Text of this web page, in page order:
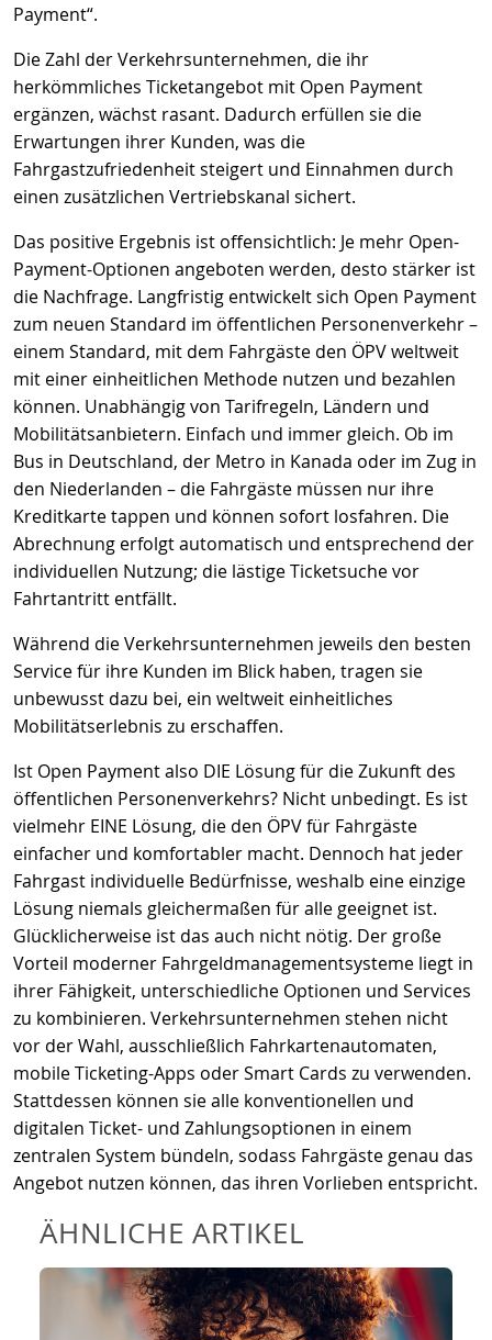
Payment“.
Die Zahl der Verkehrsunternehmen, die ihr
herkömmliches Ticketangebot mit Open Payment
ergänzen, wächst rasant. Dadurch erfüllen sie die
Erwartungen ihrer Kunden, was die
Fahrgastzufriedenheit steigert und Einnahmen durch
einen zusätzlichen Vertriebskanal sichert.
Das positive Ergebnis ist offensichtlich: Je mehr Open-
Payment-Optionen angeboten werden, desto stärker ist
die Nachfrage. Langfristig entwickelt sich Open Payment
zum neuen Standard im öffentlichen Personenverkehr –
einem Standard, mit dem Fahrgäste den ÖPV weltweit
mit einer einheitlichen Methode nutzen und bezahlen
können. Unabhängig von Tarifregeln, Ländern und
Mobilitätsanbietern. Einfach und immer gleich. Ob im
Bus in Deutschland, der Metro in Kanada oder im Zug in
den Niederlanden – die Fahrgäste müssen nur ihre
Kreditkarte tappen und können sofort losfahren. Die
Abrechnung erfolgt automatisch und entsprechend der
individuellen Nutzung; die lästige Ticketsuche vor
Fahrtantritt entfällt.
Während die Verkehrsunternehmen jeweils den besten
Service für ihre Kunden im Blick haben, tragen sie
unbewusst dazu bei, ein weltweit einheitliches
Mobilitätserlebnis zu erschaffen.
Ist Open Payment also DIE Lösung für die Zukunft des
öffentlichen Personenverkehrs? Nicht unbedingt. Es ist
vielmehr EINE Lösung, die den ÖPV für Fahrgäste
einfacher und komfortabler macht. Dennoch hat jeder
Fahrgast individuelle Bedürfnisse, weshalb eine einzige
Lösung niemals gleichermaßen für alle geeignet ist.
Glücklicherweise ist das auch nicht nötig. Der große
Vorteil moderner Fahrgeldmanagementsysteme liegt in
ihrer Fähigkeit, unterschiedliche Optionen und Services
zu kombinieren. Verkehrsunternehmen stehen nicht
vor der Wahl, ausschließlich Fahrkartenautomaten,
mobile Ticketing-Apps oder Smart Cards zu verwenden.
Stattdessen können sie alle konventionellen und
digitalen Ticket- und Zahlungsoptionen in einem
zentralen System bündeln, sodass Fahrgäste genau das
Angebot nutzen können, das ihren Vorlieben entspricht.
ÄHNLICHE ARTIKEL
Die Einführung des Account-
basierten Ticketings (ABT) hat den